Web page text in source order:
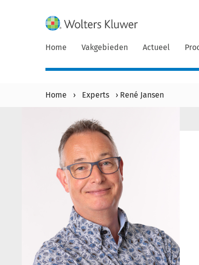
Home Vakgebieden Actueel
Home › Experts › René Jansen